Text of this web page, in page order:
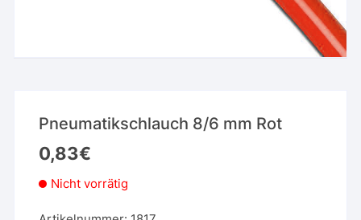
Pneumatikschlauch 8/6 mm Rot
0,83€
Nicht vorrätig